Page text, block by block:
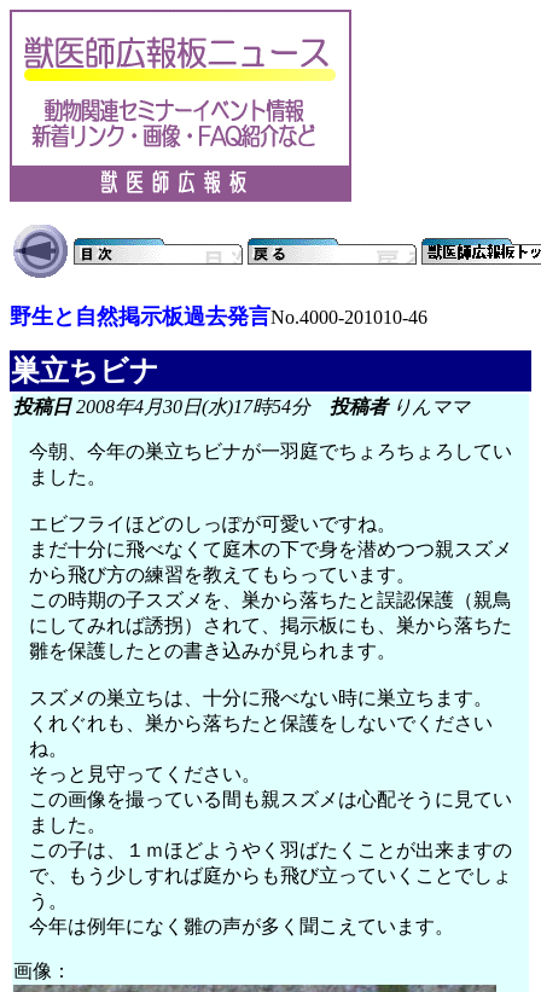
野生と自然掲示板過去発言No.4000-201010-46
巣立ちビナ
投稿日2008年4月30日(水)17時54分 投稿者りんママ
今朝、今年の巣立ちビナが一羽庭でちょろちょろしてい
ました。
エビフライほどのしっぽが可愛いですね。
まだ十分に飛べなくて庭木の下で身を潜めつつ親スズメ
から飛び方の練習を教えてもらっています。
この時期の子スズメを、巣から落ちたと誤認保護（親鳥
にしてみれば誘拐）されて、掲示板にも、巣から落ちた
雛を保護したとの書き込みが見られます。
スズメの巣立ちは、十分に飛べない時に巣立ちます。
くれぐれも、巣から落ちたと保護をしないでください
ね。
そっと見守ってください。
この画像を撮っている間も親スズメは心配そうに見てい
ました。
この子は、１ｍほどようやく羽ばたくことが出来ますの
で、もう少しすれば庭からも飛び立っていくことでしょ
う。
今年は例年になく雛の声が多く聞こえています。
画像：